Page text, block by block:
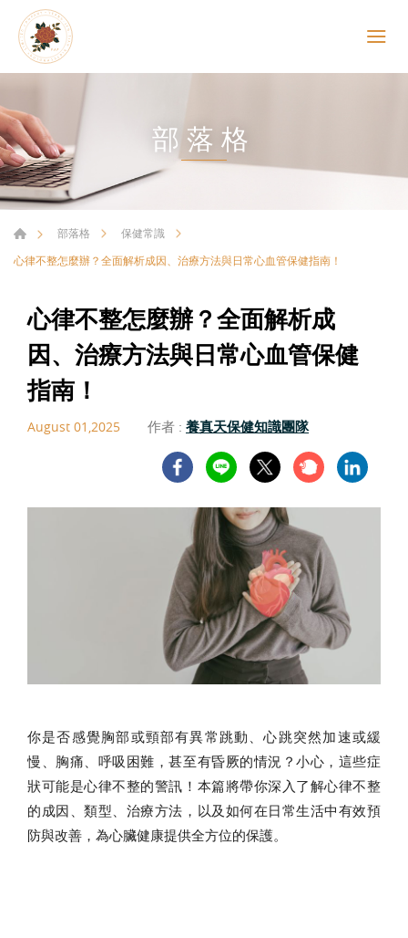
部落格
部落格
保健常識
心律不整怎麼辦？全面解析成因、治療方法與日常心血管保健指南！
心律不整怎麼辦？全面解析成
因、治療方法與日常心血管保健
指南！
August 01,2025 作者 : 養真天保健知識團隊
你是否感覺胸部或頸部有異常跳動、心跳突然加速或緩
慢、胸痛、呼吸困難，甚至有昏厥的情況？小心，這些症
狀可能是心律不整的警訊！本篇將帶你深入了解心律不整
的成因、類型、治療方法，以及如何在日常生活中有效預
防與改善，為心臟健康提供全方位的保護。